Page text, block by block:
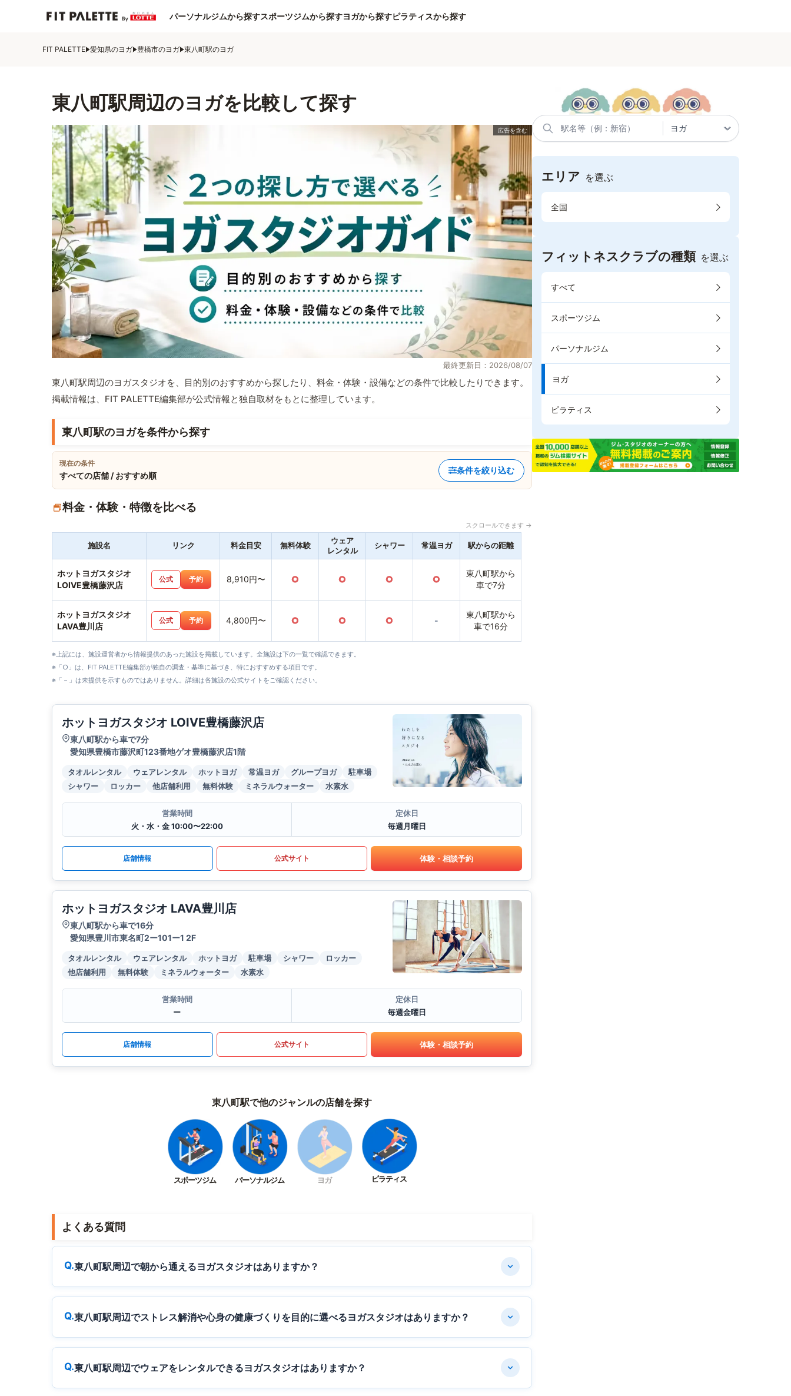
パーソナルジムから探すスポーツジムから探すヨガから探すピラティスから探す
FIT PALETTE 愛知県のヨガ 豊橋市のヨガ 東八町駅のヨガ
東八町駅周辺のヨガを比較して探す
最終更新日：2026/08/07
東八町駅周辺のヨガスタジオを、目的別のおすすめから探したり、料金・体験・設備などの条件で比較したりできます。
掲載情報は、FIT PALETTE編集部が公式情報と独自取材をもとに整理しています。
東八町駅のヨガを条件から探す
現在の条件
すべての店舗 / おすすめ順
条件を絞り込む
料金・体験・特徴を比べる
スクロールできます →
施設名 リンク 料金目安 無料体験
ウェア
レンタル
シャワー 常温ヨガ 駅からの距離
ホットヨガスタジオ
LOIVE豊橋藤沢店
公式 予約 8,910円〜 ○ ○ ○ ○
東八町駅から
車で7分
ホットヨガスタジオ
LAVA豊川店
公式 予約 4,800円〜 ○ ○ ○ -
東八町駅から
車で16分
※上記には、施設運営者から情報提供のあった施設を掲載しています。全施設は下の一覧で確認できます。
※「○」は、FIT PALETTE編集部が独自の調査・基準に基づき、特におすすめする項目です。
※「－」は未提供を示すものではありません。詳細は各施設の公式サイトをご確認ください。
ホットヨガスタジオ LOIVE豊橋藤沢店
東八町駅から車で7分
愛知県豊橋市藤沢町123番地ゲオ豊橋藤沢店1階
タオルレンタル ウェアレンタル ホットヨガ 常温ヨガ グループヨガ
駐車場
シャワー
ロッカー 他店舗利用 無料体験 ミネラルウォーター 水素水
営業時間
火・水・金 10:00〜22:00
定休日
毎週月曜日
店舗情報 公式サイト 体験・相談予約
ホットヨガスタジオ LAVA豊川店
東八町駅から車で16分
愛知県豊川市東名町2ー101ー1 2F
タオルレンタル ウェアレンタル ホットヨガ 駐車場 シャワー
ロッカー
他店舗利用
無料体験 ミネラルウォーター 水素水
営業時間
ー
定休日
毎週金曜日
店舗情報 公式サイト 体験・相談予約
東八町駅で他のジャンルの店舗を探す
スポーツジム パーソナルジム ヨガ ピラティス
よくある質問
東八町駅周辺で朝から通えるヨガスタジオはありますか？
東八町駅周辺でストレス解消や心身の健康づくりを目的に選べるヨガスタジオはありますか？
東八町駅周辺でウェアをレンタルできるヨガスタジオはありますか？
エリア を選ぶ
全国
フィットネスクラブの種類 を選ぶ
すべて
スポーツジム
パーソナルジム
ヨガ
ピラティス